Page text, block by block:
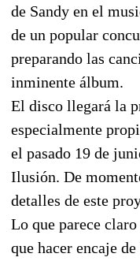
de Sandy en el
de un popular
preparando las
inminente álbum.
El disco llegará la
especialmente
el pasado 19 de
Ilusión. De
detalles de este
Lo que parece
que hacer encaje